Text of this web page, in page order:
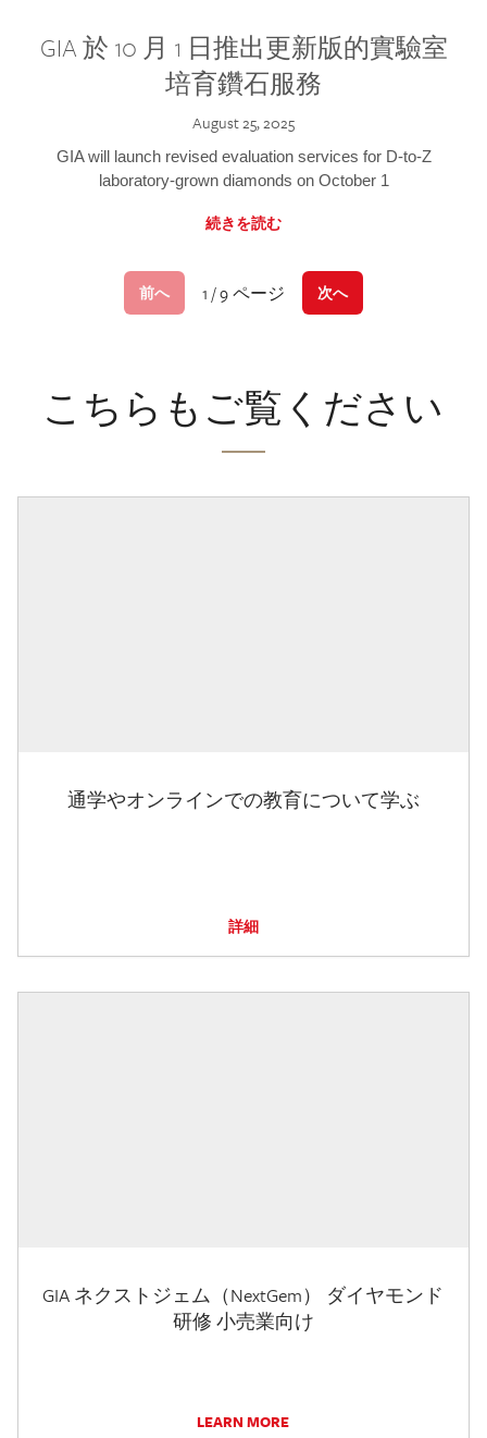
GIA 於 10 月 1 日推出更新版的實驗室
培育鑽石服務
August 25, 2025
GIA will launch revised evaluation services for D-to-Z
laboratory-grown diamonds on October 1
続きを読む
前へ 1 / 9 ページ 次へ
こちらもご覧ください
通学やオンラインでの教育について学ぶ
詳細
GIA ネクストジェム（NextGem） ダイヤモンド
研修 小売業向け
LEARN MORE